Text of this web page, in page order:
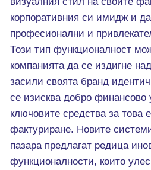
корпоративния си имидж и
професионални и
Този тип функционалност
компанията да се издигне
засили своята бранд
се изисква добро финансово
ключовите средства за това
фактуриране. Новите
пазара предлагат редица
функционалности, които